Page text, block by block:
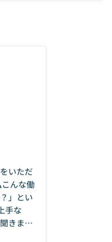
いただ
」とい
手な
きま
けると